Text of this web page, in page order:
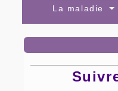
La maladie